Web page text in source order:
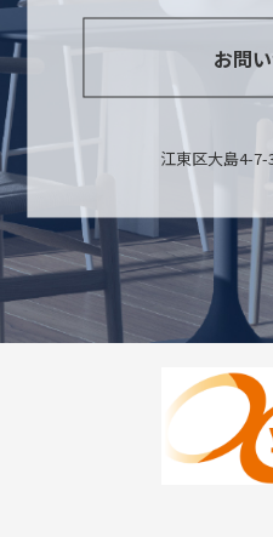
お問
江東区大島4-